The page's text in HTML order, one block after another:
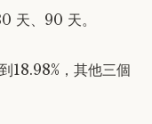
天、90 天。
18.98%，其他三個